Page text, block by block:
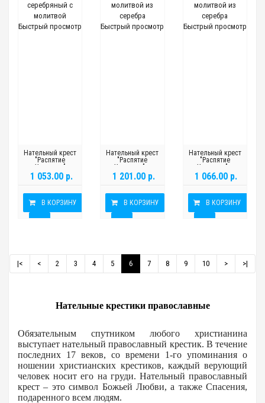
Быстрый просмотр
Нательный крест
"Распятие
Христово"
серебряный с
молитвой
1 053.00 р.
В КОРЗИНУ
Быстрый просмотр
Нательный крест
"Распятие
Христово" с
молитвой из
серебра
1 201.00 р.
В КОРЗИНУ
Быстрый просмотр
Нательный крест
"Распятие
Христово" с
молитвой из
серебра
1 066.00 р.
В КОРЗИНУ
|< < 2 3 4 5 6 7 8 9 10 > >|
Нательные крестики православные
Обязательным спутником любого христианина
выступает нательный православный крестик. В течение
последних 17 веков, со времени 1-го упоминания о
ношении христианских крестиков, каждый верующий
человек носит его на груди. Нательный православный
крест – это символ Божьей Любви, а также Спасения,
подаренного всем людям.